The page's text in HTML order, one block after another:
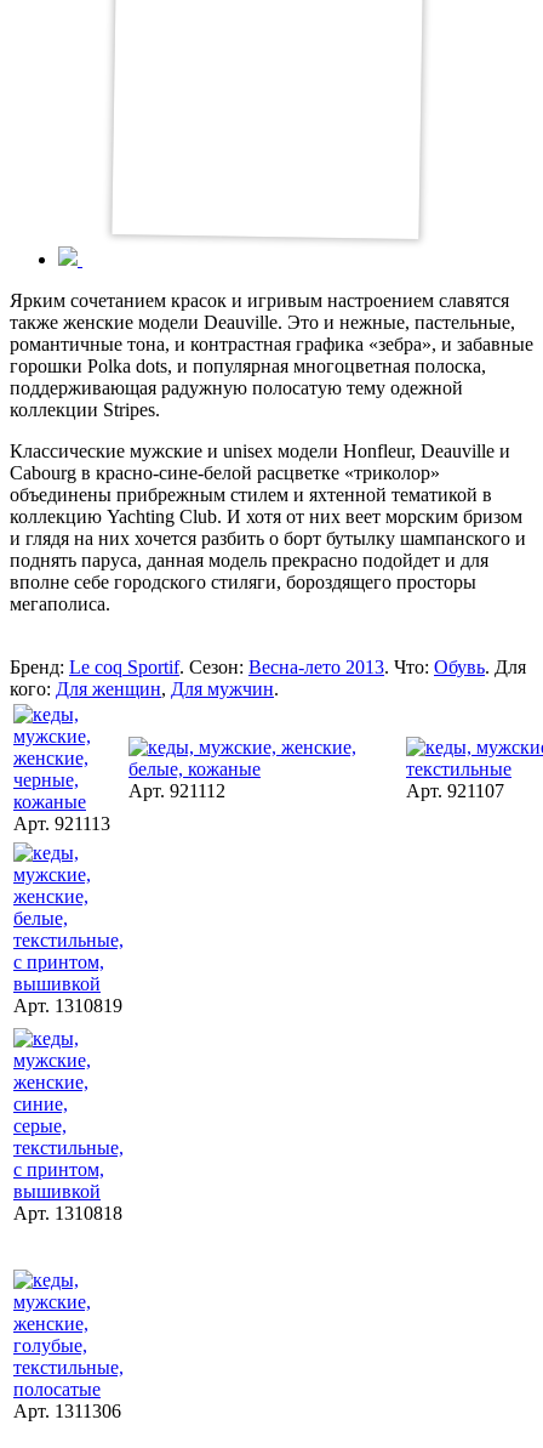
Ярким сочетанием красок и игривым настроением славятся
также женские модели Deauville. Это и нежные, пастельные,
романтичные тона, и контрастная графика «зебра», и забавные
горошки Polka dots, и популярная многоцветная полоска,
поддерживающая радужную полосатую тему одежной
коллекции Stripes.
Классические мужские и unisex модели Honfleur, Deauville и
Cabourg в красно-сине-белой расцветке «триколор»
объединены прибрежным стилем и яхтенной тематикой в
коллекцию Yachting Club. И хотя от них веет морским бризом
и глядя на них хочется разбить о борт бутылку шампанского и
поднять паруса, данная модель прекрасно подойдет и для
вполне себе городского стиляги, бороздящего просторы
мегаполиса.
Бренд: Le coq Sportif. Сезон: Весна-лето 2013. Что: Обувь. Для
кого: Для женщин, Для мужчин.
Арт. 921113
Арт. 921112 Арт. 921107
Арт. 1310819
Арт. 1310818
Арт. 1311306